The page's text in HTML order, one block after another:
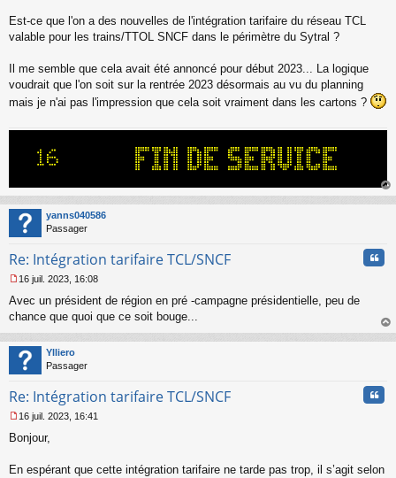
s
a
g
n
o
l
Est-ce que l'on a des nouvelles de l'intégration tarifaire du réseau TCL
valable pour les trains/TTOL SNCF dans le périmètre du Sytral ?
Il me semble que cela avait été annoncé pour début 2023... La logique
voudrait que l'on soit sur la rentrée 2023 désormais au vu du planning
mais je n'ai pas l'impression que cela soit vraiment dans les cartons ?
au
yanns040586
Passager
Re: Intégration tarifaire TCL/SNCF
e
s
a
g
e
o
l
u
16 juil. 2023, 16:08
Avec un président de région en pré -campagne présidentielle, peu de
chance que quoi que ce soit bouge...
au
Ylliero
Passager
Re: Intégration tarifaire TCL/SNCF
e
s
16 juil. 2023, 16:41
Bonjour,
En espérant que cette intégration tarifaire ne tarde pas trop, il s’agit selon